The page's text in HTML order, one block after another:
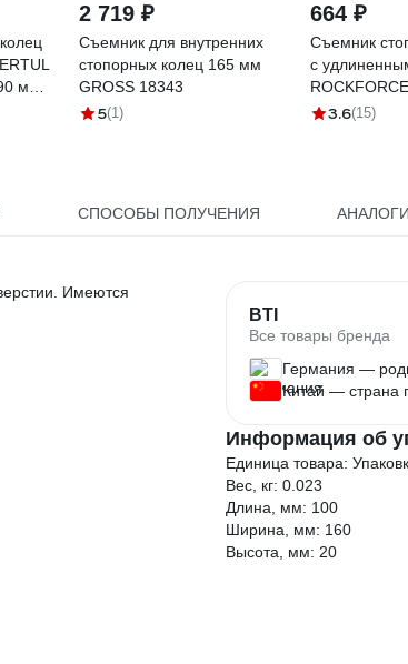
мм
2 719 ₽
Съемник для внутренних
стопорных колец 165 мм
GROSS 18343
5(1)
664 ₽
Съемник
с
9U0102(7873)
3.6(15)
СПОСОБЫ ПОЛУЧЕНИЯ АНАЛОГИ
Имеются
BTI
Все товары бренда
Германия —
Китай — страна
Информация об
Единица товара:
Вес, кг: 0.023
Длина, мм: 100
Ширина, мм: 160
Высота, мм: 20